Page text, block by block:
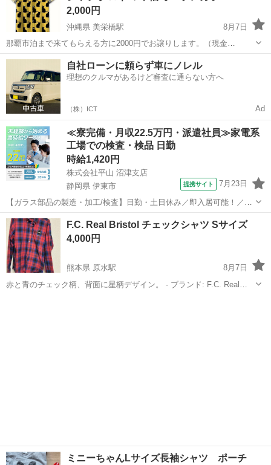
2,000円
沖縄県 美栄橋駅
8月7日
那覇市泊まで来てもらえる方に2000円でお譲りします。（現金
orPayPay払い） ★値引き不可です★ 新品未使用品です。 【重要】 ・
問い合わせ順ではなく早く取りに来てくれる方を優先します。 ・最初
から何日の...
沖縄 那覇市 美栄橋駅 シャツ
自社ローンに頼らず車にノレル
理想のクルマがあるけど審査に通らない方へ
（株）ICT Ad
≪寮完備・月収22.5万円・派遣社員≫家電系
工場での検査・検品 日勤
時給1,420円
株式会社平山 沼津支店
静岡県 伊東市
提携サイト 7月23日
【ガラス部品の製造・加工/検査】日勤・土日休み／即入居可能！／伊
豆でのんびりライフ♪ ガラス部品の製造・加工/検査 【株式会社平山で
の正社員採用（無期雇用派遣）となります】 「2人で同じ職場で働き
たい」 「仕事も休みも一...
静岡 伊東市 その他
F.C. Real Bristol チェックシャツ Sサイズ
4,000円
熊本県 原水駅
8月7日
赤と青のチェック柄、背面に星柄デザイン。 - ブランド: F.C. Real
ミニーちゃんLサイズ長袖シャツ ポーチ